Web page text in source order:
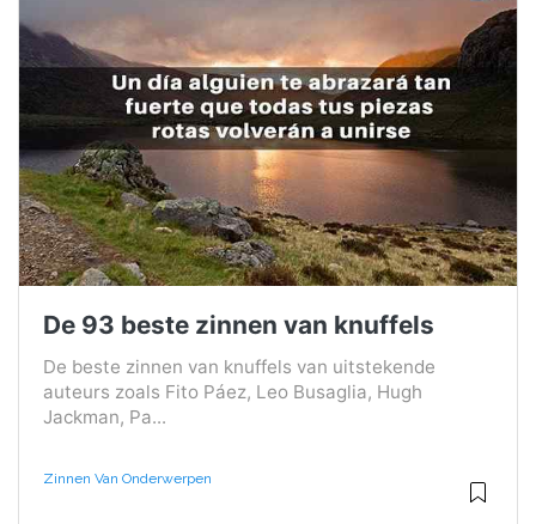
De 93 beste zinnen van knuffels
De beste zinnen van knuffels van uitstekende
auteurs zoals Fito Páez, Leo Busaglia, Hugh
Jackman, Pa...
Zinnen Van Onderwerpen